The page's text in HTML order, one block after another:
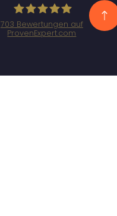
Marketing GmbH
703 Bewertungen auf
ProvenExpert.com